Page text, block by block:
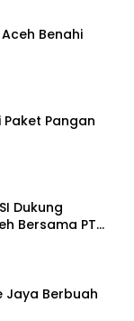
Benahi
Pangan
Dukung
Bersama PT
Jaya Berbuah